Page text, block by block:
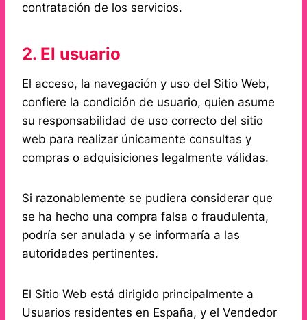
contratación de los servicios.
2. El usuario
El acceso, la navegación y uso del Sitio Web,
confiere la condición de usuario, quien asume
su responsabilidad de uso correcto del sitio
web para realizar únicamente consultas y
compras o adquisiciones legalmente válidas.
Si razonablemente se pudiera considerar que
se ha hecho una compra falsa o fraudulenta,
podría ser anulada y se informaría a las
autoridades pertinentes.
El Sitio Web está dirigido principalmente a
Usuarios residentes en España, y el Vendedor